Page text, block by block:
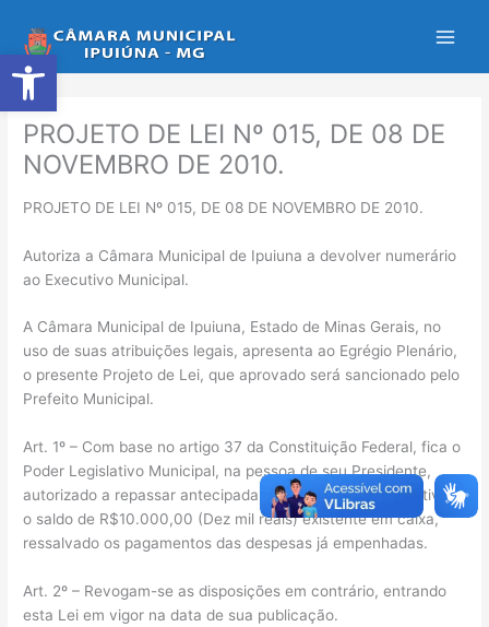
Abrir a barra de ferramentas
para
o
conteúdo
PROJETO DE LEI Nº 015, DE 08 DE
NOVEMBRO DE 2010.
PROJETO DE LEI Nº 015, DE 08 DE NOVEMBRO DE 2010.
Autoriza a Câmara Municipal de Ipuiuna a devolver numerário
ao Executivo Municipal.
A Câmara Municipal de Ipuiuna, Estado de Minas Gerais, no
uso de suas atribuições legais, apresenta ao Egrégio Plenário,
o presente Projeto de Lei, que aprovado será sancionado pelo
Prefeito Municipal.
Art. 1º – Com base no artigo 37 da Constituição Federal, fica o
Poder Legislativo Municipal, na pessoa de seu Presidente,
autorizado a repassar antecipadamente, ao Poder Executivo,
o saldo de R$10.000,00 (Dez mil reais) existente em caixa,
ressalvado os pagamentos das despesas já empenhadas.
Art. 2º – Revogam-se as disposições em contrário, entrando
esta Lei em vigor na data de sua publicação.